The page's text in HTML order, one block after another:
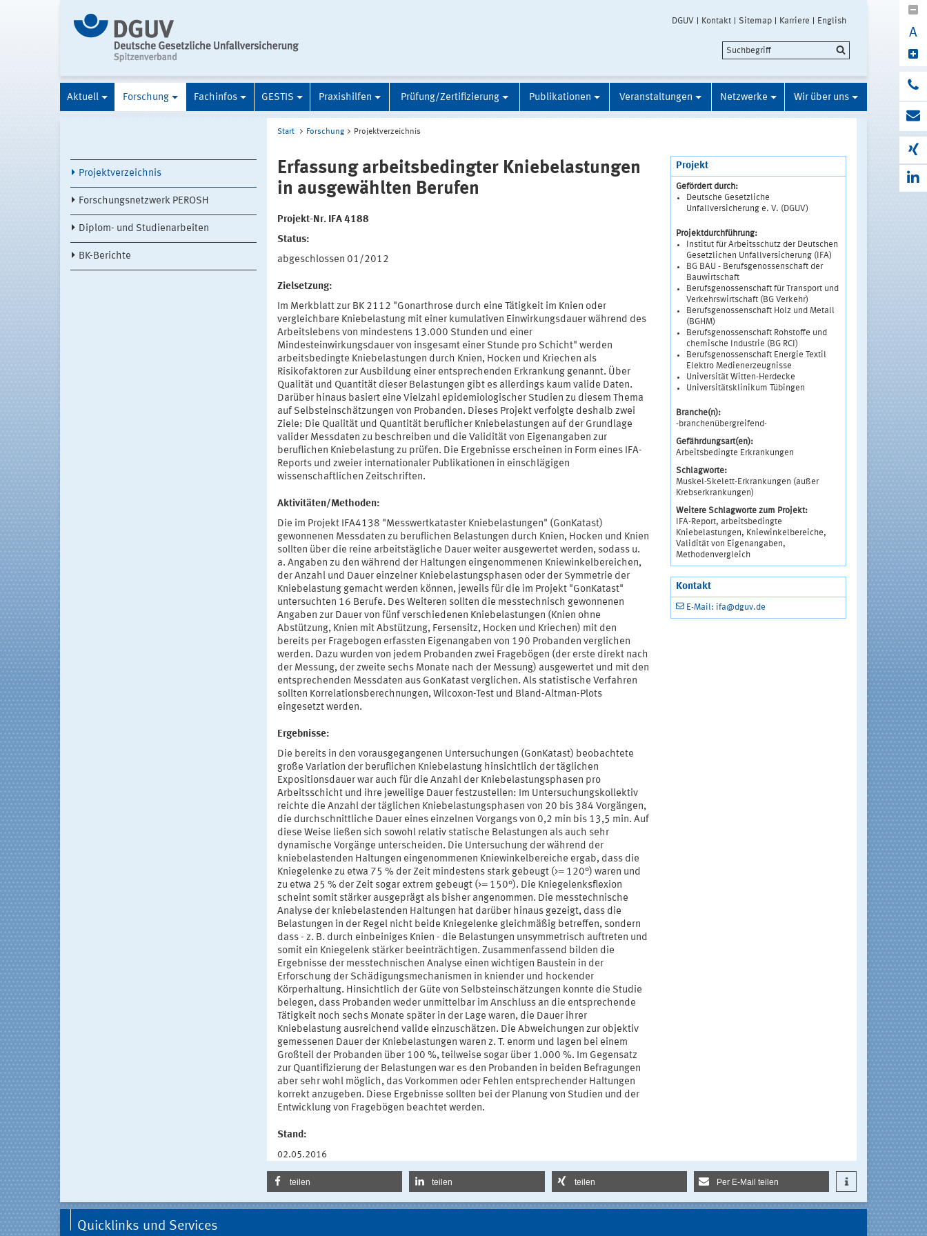
DGUV Kontakt Sitemap Karriere English
A
Aktuell Forschung Fachinfos GESTIS Praxishilfen Prüfung/Zertifizierung Publikationen Veranstaltungen Netzwerke Wir über uns
Projektverzeichnis
Forschungsnetzwerk PEROSH
Diplom- und Studienarbeiten
BK-Berichte
Start Forschung Projektverzeichnis
Erfassung arbeitsbedingter Kniebelastungen
in ausgewählten Berufen
Projekt-Nr. IFA 4188
Status:
abgeschlossen 01/2012
Zielsetzung:
Im Merkblatt zur BK 2112 "Gonarthrose durch eine Tätigkeit im Knien oder
vergleichbare Kniebelastung mit einer kumulativen Einwirkungsdauer während des
Arbeitslebens von mindestens 13.000 Stunden und einer
Mindesteinwirkungsdauer von insgesamt einer Stunde pro Schicht" werden
arbeitsbedingte Kniebelastungen durch Knien, Hocken und Kriechen als
Risikofaktoren zur Ausbildung einer entsprechenden Erkrankung genannt. Über
Qualität und Quantität dieser Belastungen gibt es allerdings kaum valide Daten.
Darüber hinaus basiert eine Vielzahl epidemiologischer Studien zu diesem Thema
auf Selbsteinschätzungen von Probanden. Dieses Projekt verfolgte deshalb zwei
Ziele: Die Qualität und Quantität beruflicher Kniebelastungen auf der Grundlage
valider Messdaten zu beschreiben und die Validität von Eigenangaben zur
beruflichen Kniebelastung zu prüfen. Die Ergebnisse erscheinen in Form eines IFA-
Reports und zweier internationaler Publikationen in einschlägigen
wissenschaftlichen Zeitschriften.
Aktivitäten/Methoden:
Die im Projekt IFA4138 "Messwertkataster Kniebelastungen" (GonKatast)
gewonnenen Messdaten zu beruflichen Belastungen durch Knien, Hocken und Knien
sollten über die reine arbeitstägliche Dauer weiter ausgewertet werden, sodass u.
a. Angaben zu den während der Haltungen eingenommenen Kniewinkelbereichen,
der Anzahl und Dauer einzelner Kniebelastungsphasen oder der Symmetrie der
Kniebelastung gemacht werden können, jeweils für die im Projekt "GonKatast"
untersuchten 16 Berufe. Des Weiteren sollten die messtechnisch gewonnenen
Angaben zur Dauer von fünf verschiedenen Kniebelastungen (Knien ohne
Abstützung, Knien mit Abstützung, Fersensitz, Hocken und Kriechen) mit den
bereits per Fragebogen erfassten Eigenangaben von 190 Probanden verglichen
werden. Dazu wurden von jedem Probanden zwei Fragebögen (der erste direkt nach
der Messung, der zweite sechs Monate nach der Messung) ausgewertet und mit den
entsprechenden Messdaten aus GonKatast verglichen. Als statistische Verfahren
sollten Korrelationsberechnungen, Wilcoxon-Test und Bland-Altman-Plots
eingesetzt werden.
Ergebnisse:
Die bereits in den vorausgegangenen Untersuchungen (GonKatast) beobachtete
große Variation der beruflichen Kniebelastung hinsichtlich der täglichen
Expositionsdauer war auch für die Anzahl der Kniebelastungsphasen pro
Arbeitsschicht und ihre jeweilige Dauer festzustellen: Im Untersuchungskollektiv
reichte die Anzahl der täglichen Kniebelastungsphasen von 20 bis 384 Vorgängen,
die durchschnittliche Dauer eines einzelnen Vorgangs von 0,2 min bis 13,5 min. Auf
diese Weise ließen sich sowohl relativ statische Belastungen als auch sehr
dynamische Vorgänge unterscheiden. Die Untersuchung der während der
kniebelastenden Haltungen eingenommenen Kniewinkelbereiche ergab, dass die
Kniegelenke zu etwa 75 % der Zeit mindestens stark gebeugt (>= 120°) waren und
zu etwa 25 % der Zeit sogar extrem gebeugt (>= 150°). Die Kniegelenksflexion
scheint somit stärker ausgeprägt als bisher angenommen. Die messtechnische
Analyse der kniebelastenden Haltungen hat darüber hinaus gezeigt, dass die
Belastungen in der Regel nicht beide Kniegelenke gleichmäßig betreffen, sondern
dass - z. B. durch einbeiniges Knien - die Belastungen unsymmetrisch auftreten und
somit ein Kniegelenk stärker beeinträchtigen. Zusammenfassend bilden die
Ergebnisse der messtechnischen Analyse einen wichtigen Baustein in der
Erforschung der Schädigungsmechanismen in kniender und hockender
Körperhaltung. Hinsichtlich der Güte von Selbsteinschätzungen konnte die Studie
belegen, dass Probanden weder unmittelbar im Anschluss an die entsprechende
Tätigkeit noch sechs Monate später in der Lage waren, die Dauer ihrer
Kniebelastung ausreichend valide einzuschätzen. Die Abweichungen zur objektiv
gemessenen Dauer der Kniebelastungen waren z. T. enorm und lagen bei einem
Großteil der Probanden über 100 %, teilweise sogar über 1.000 %. Im Gegensatz
zur Quantifizierung der Belastungen war es den Probanden in beiden Befragungen
aber sehr wohl möglich, das Vorkommen oder Fehlen entsprechender Haltungen
korrekt anzugeben. Diese Ergebnisse sollten bei der Planung von Studien und der
Entwicklung von Fragebögen beachtet werden.
Stand:
02.05.2016
Projekt
Gefördert durch:
Deutsche Gesetzliche
Unfallversicherung e. V. (DGUV)
Projektdurchführung:
Institut für Arbeitsschutz der Deutschen
Gesetzlichen Unfallversicherung (IFA)
BG BAU - Berufsgenossenschaft der
Bauwirtschaft
Berufsgenossenschaft für Transport und
Verkehrswirtschaft (BG Verkehr)
Berufsgenossenschaft Holz und Metall
(BGHM)
Berufsgenossenschaft Rohstoffe und
chemische Industrie (BG RCI)
Berufsgenossenschaft Energie Textil
Elektro Medienerzeugnisse
Universität Witten-Herdecke
Universitätsklinikum Tübingen
Branche(n):
-branchenübergreifend-
Gefährdungsart(en):
Arbeitsbedingte Erkrankungen
Schlagworte:
Muskel-Skelett-Erkrankungen (außer
Krebserkrankungen)
Weitere Schlagworte zum Projekt:
IFA-Report, arbeitsbedingte
Kniebelastungen, Kniewinkelbereiche,
Validität von Eigenangaben,
Methodenvergleich
Kontakt
E-Mail: ifa@dguv.de
teilen teilen teilen Per E-Mail teilen
Quicklinks und Services